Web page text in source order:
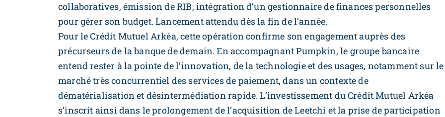
collaboratives, émission de RIB, intégration d’un gestionnaire de finances personnelles
pour gérer son budget. Lancement attendu dès la fin de l’année.
Pour le Crédit Mutuel Arkéa, cette opération confirme son engagement auprès des
précurseurs de la banque de demain. En accompagnant Pumpkin, le groupe bancaire
entend rester à la pointe de l’innovation, de la technologie et des usages, notamment sur le
marché très concurrentiel des services de paiement, dans un contexte de
dématérialisation et désintermédiation rapide. L’investissement du Crédit Mutuel Arkéa
s’inscrit ainsi dans le prolongement de l’acquisition de Leetchi et la prise de participation